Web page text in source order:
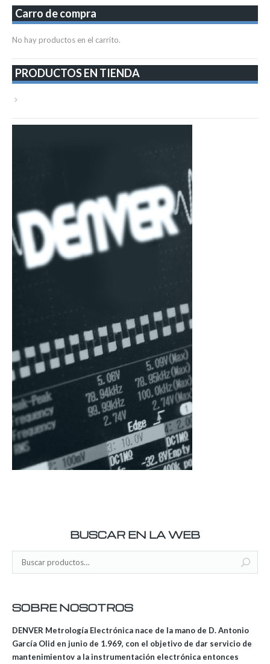
Carro de compra
No hay productos en el carrito.
PRODUCTOS EN TIENDA
BUSCAR EN LA WEB
SOBRE NOSOTROS
DENVER Metrología Electrónica nace de la mano de D. Antonio
García Olid en junio de 1.969, con el objetivo de dar servicio de
mantenimientov a la instrumentación electrónica entonces